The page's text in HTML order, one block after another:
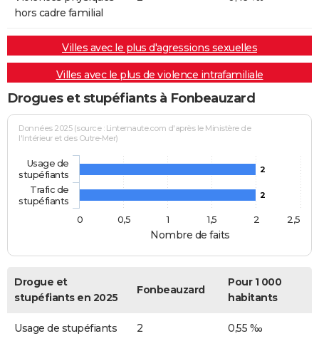
hors cadre familial
Villes avec le plus d'agressions sexuelles
Villes avec le plus de violence intrafamiliale
Drogues et stupéfiants à Fonbeauzard
Nombre de faits
Données 2025 (source : Linternaute.com d'après le Ministère de
l'Intérieur et des Outre-Mer)
2
2
Usage de
stupéfiants
Trafic de
stupéfiants
0
0,5 1 1,5 2 2,5
Drogue et
stupéfiants en 2025
Fonbeauzard
Pour 1 000
habitants
Usage de stupéfiants 2 0,55 ‰